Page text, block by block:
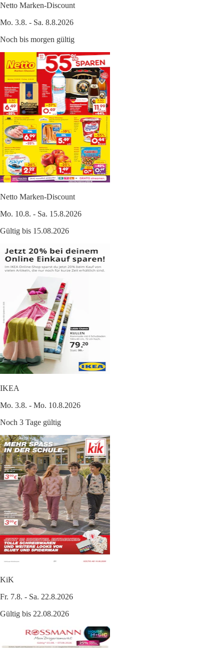
Netto Marken-Discount
Mo. 3.8. - Sa. 8.8.2026
Noch bis morgen gültig
Netto Marken-Discount
Mo. 10.8. - Sa. 15.8.2026
Gültig bis 15.08.2026
IKEA
Mo. 3.8. - Mo. 10.8.2026
Noch 3 Tage gültig
KiK
Fr. 7.8. - Sa. 22.8.2026
Gültig bis 22.08.2026